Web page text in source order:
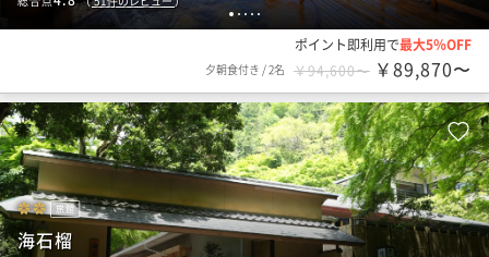
1 234 5
ポイント即利用で最大5％OFF
夕朝食付き /2名 ￥94,600〜 ￥89,870〜
旅館
海石榴